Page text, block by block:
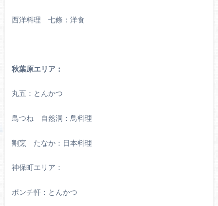
西洋料理 七條：洋食
秋葉原エリア：
丸五：とんかつ
鳥つね 自然洞：鳥料理
割烹 たなか：日本料理
神保町エリア：
ポンチ軒：とんかつ